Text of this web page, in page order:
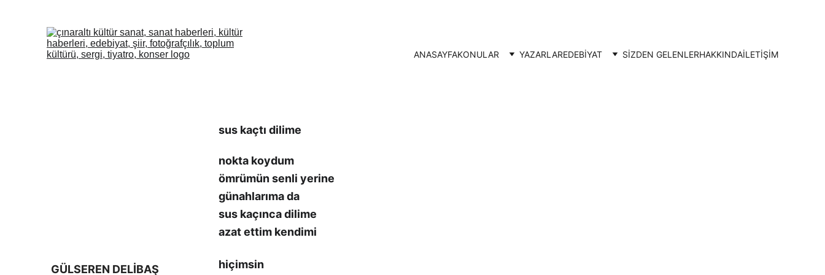
ANASAYFAKONULAR YAZARLAREDEBİYAT SİZDEN GELENLERHAKKINDAİLETIŞIM
sus kaçtı dilime
nokta koydum
ömrümün senli yerine
günahlarıma da
sus kaçınca dilime
azat ettim kendimi
hiçimsin
GÜLSEREN DELİBAŞ